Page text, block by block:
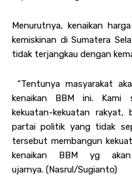
Menurutnya, kenaikan
kemiskinan di Sumatera
tidak terjangkau dengan
“Tentunya masyarakat
kenaikan BBM ini. Kami
kekuatan-kekuatan
partai politik yang tidak
tersebut membangun
kenaikan BBM yg
ujarnya. (Nasrul/Sugianto)